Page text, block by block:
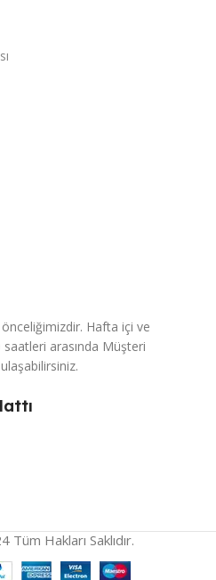
Hafta içi ve
arasında Müşteri
Hakları Saklıdır.